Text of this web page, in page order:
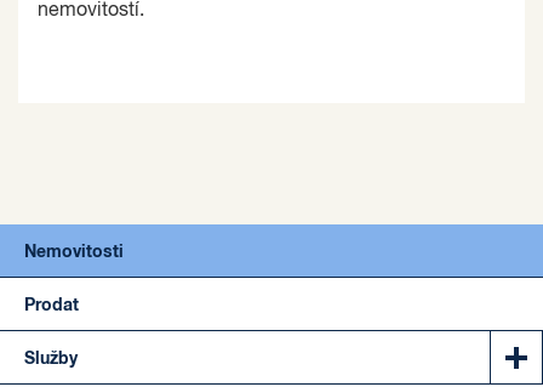
nemovitostí.
Nemovitosti
Prodat
Služby